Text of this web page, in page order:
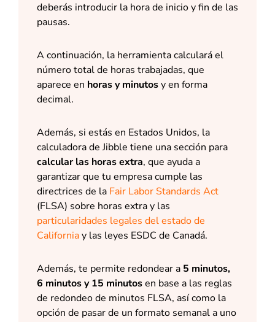
deberás introducir la hora de inicio y fin de las
pausas.
A continuación, la herramienta calculará el
número total de horas trabajadas, que
aparece en horas y minutosy en forma
decimal.
Además, si estás en Estados Unidos, la
calculadora de Jibble tiene una sección para
calcular las horas extra, que ayuda a
garantizar que tu empresa cumple las
directrices de la Fair Labor Standards Act
(FLSA) sobre horas extra y las
particularidades legales del estado de
Californiay las leyes ESDC de Canadá.
Además, te permite redondear a 5 minutos,
6 minutos y 15 minutosen base a las reglas
de redondeo de minutos FLSA, así como la
opción de pasar de un formato semanal a uno